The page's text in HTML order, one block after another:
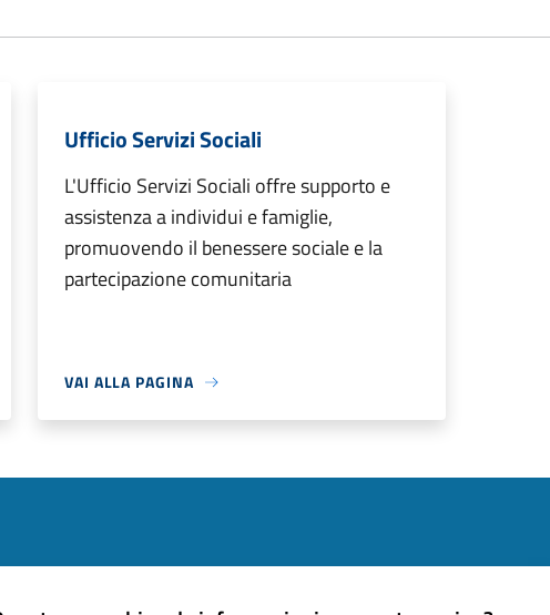
Ufficio Servizi Sociali
L'Ufficio Servizi Sociali offre supporto e
assistenza a individui e famiglie,
promuovendo il benessere sociale e la
partecipazione comunitaria
VAI ALLA PAGINA